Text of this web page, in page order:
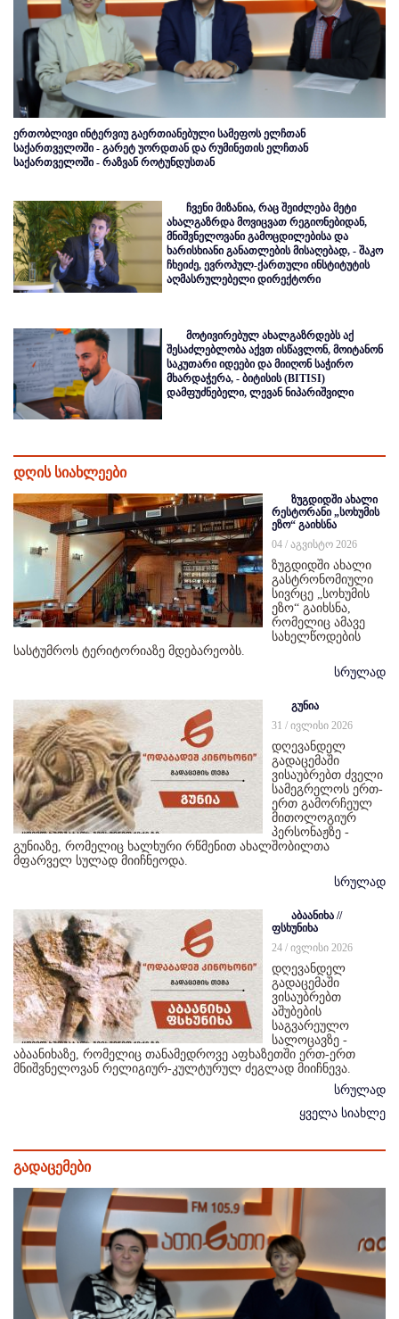
ერთობლივი ინტერვიუ გაერთიანებული სამეფოს ელჩთან
საქართველოში - გარეტ უორდთან და რუმინეთის ელჩთან
საქართველოში - რაზვან როტუნდუსთან
ჩვენი მიზანია, რაც შეიძლება მეტი
ახალგაზრდა მოვიცვათ რეგიონებიდან,
მნიშვნელოვანი გამოცდილებისა და
ხარისხიანი განათლების მისაღებად, - შაკო
ჩხეიძე, ევროპულ-ქართული ინსტიტუტის
აღმასრულებელი დირექტორი
მოტივირებულ ახალგაზრდებს აქ
შესაძლებლობა აქვთ ისწავლონ, მოიტანონ
საკუთარი იდეები და მიიღონ საჭირო
მხარდაჭერა, - ბიტისის (BITISI)
დამფუძნებელი, ლევან ნიპარიშვილი
დღის სიახლეები
ზუგდიდში ახალი
რესტორანი „სოხუმის
ეზო“ გაიხსნა
04 / აგვისტო 2026
ზუგდიდში ახალი
გასტრონომიული
სივრცე „სოხუმის
ეზო“ გაიხსნა,
რომელიც ამავე
სახელწოდების
სასტუმროს ტერიტორიაზე მდებარეობს.
სრულად
გუნია
31 / ივლისი 2026
დღევანდელ
გადაცემაში
ვისაუბრებთ ძველი
სამეგრელოს ერთ-
ერთ გამორჩეულ
მითოლოგიურ
პერსონაჟზე -
გუნიაზე, რომელიც ხალხური რწმენით ახალშობილთა
მფარველ სულად მიიჩნეოდა.
სრულად
აბაანიხა //
ფსხუნიხა
24 / ივლისი 2026
დღევანდელ
გადაცემაში
ვისაუბრებთ
აშუბების
საგვარეულო
სალოცავზე -
აბაანიხაზე, რომელიც თანამედროვე აფხაზეთში ერთ-ერთ
მნიშვნელოვან რელიგიურ-კულტურულ ძეგლად მიიჩნევა.
სრულად
ყველა სიახლე
გადაცემები